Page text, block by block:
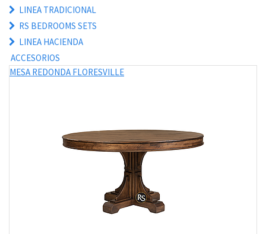
LINEA TRADICIONAL
RS BEDROOMS SETS
LINEA HACIENDA
ACCESORIOS
MESA REDONDA FLORESVILLE